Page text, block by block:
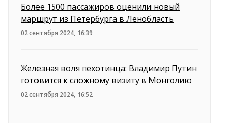
Более 1500 пассажиров оценили новый
маршрут из Петербурга в Ленобласть
02 сентября 2024, 16:39
Железная воля пехотинца: Владимир Путин
готовится к сложному визиту в Монголию
02 сентября 2024, 16:52